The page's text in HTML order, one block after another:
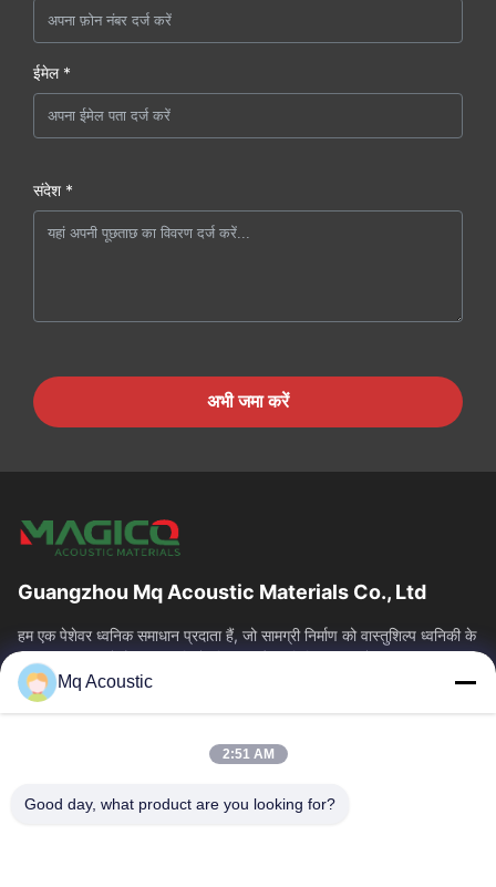
ईमेल *
संदेश *
अभी जमा करें
Guangzhou Mq Acoustic Materials Co., Ltd
हम एक पेशेवर ध्वनिक समाधान प्रदाता हैं, जो सामग्री निर्माण को वास्तुशिल्प ध्वनिकी के
साथ एकीकृत करते हैं। हम स्टूडियो, थिएटर और वाणिज्यिक स्थानों...
त्वरित लिंक
हमारे बारे में
कारखाने का दौरा
गुणवत्ता नियंत्रण
Mq Acoustic
2:51 AM
Good day, what product are you looking for?